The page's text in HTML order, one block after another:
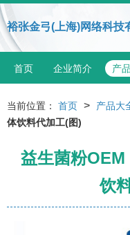
裕张金弓(上海)网络科技
首页 企业简介 产
当前位置： 首页 > 产品大
体饮料代加工(图)
益生菌粉
饮